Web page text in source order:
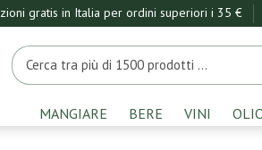
gratis in Italia per ordini superiori i 35 €
MANGIARE BERE VINI